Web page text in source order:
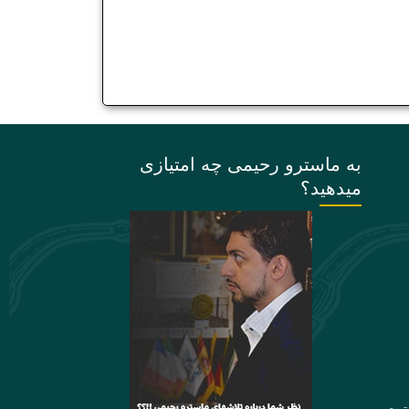
به ماسترو رحیمی چه امتیازی
میدهید؟